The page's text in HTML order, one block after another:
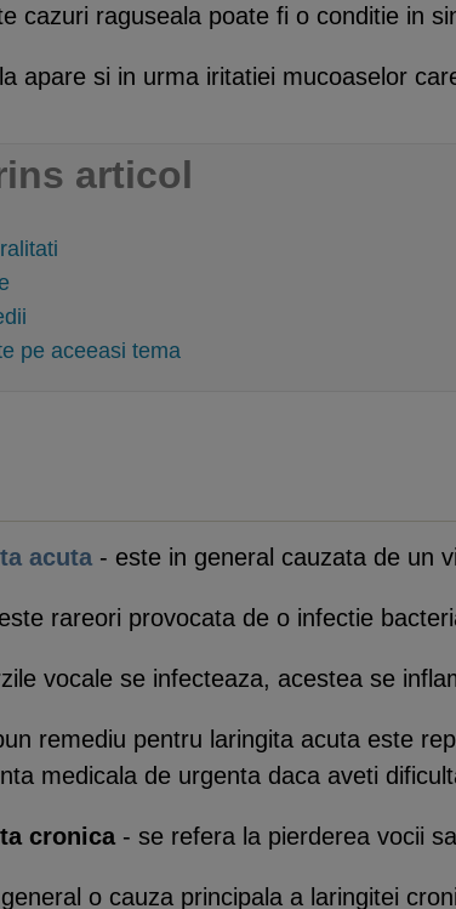
cazuri raguseala poate fi o conditie in
apare si in urma iritatiei mucoaselor
articol
pe aceeasi tema
acuta - este in general cauzata de un
rareori provocata de o infectie
vocale se infecteaza, acestea se
remediu pentru laringita acuta este
medicala de urgenta daca aveti
cronica- se refera la pierderea vocii
o cauza principala a laringitei